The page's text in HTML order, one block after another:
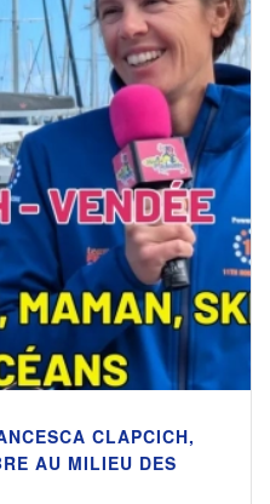
CLAPCICH,
AU MILIEU DES